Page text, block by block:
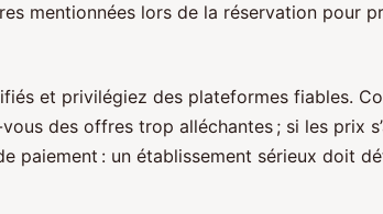
mentionnées lors de la réservation pour
et privilégiez des plateformes fiables.
des offres trop alléchantes ; si les prix
paiement : un établissement sérieux doit